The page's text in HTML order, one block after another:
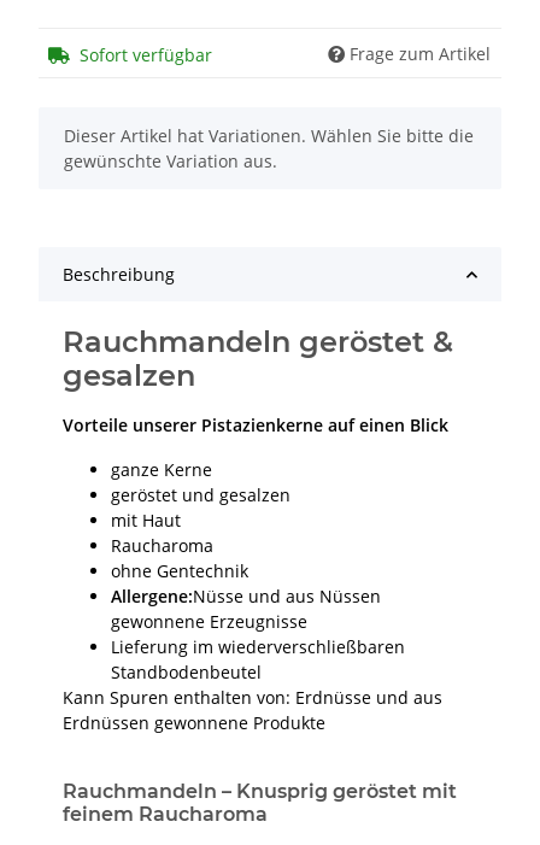
Sofort verfügbar Frage zum Artikel
x
Dieser Artikel hat Variationen. Wählen Sie bitte die
gewünschte Variation aus.
Beschreibung
Rauchmandeln geröstet &
gesalzen
Vorteile unserer Pistazienkerne auf einen Blick
ganze Kerne
geröstet und gesalzen
mit Haut
Raucharoma
ohne Gentechnik
Allergene:Nüsse und aus Nüssen
gewonnene Erzeugnisse
Lieferung im wiederverschließbaren
Standbodenbeutel
Kann Spuren enthalten von: Erdnüsse und aus
Erdnüssen gewonnene Produkte
Rauchmandeln – Knusprig geröstet mit
feinem Raucharoma